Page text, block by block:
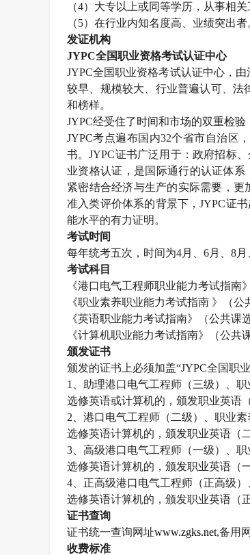
（4）大专以上或同等学历，从事相关
（5）在行业内知名度高、业绩突出者
发证机构
JYPC全国职业资格考试认证中心
JYPC全国职业资格考试认证中心，
较早、规模较大、行业普遍认可、法
和榜样。
JYPC经受住了时间和市场的双重检验
JYPC考点遍布国内32个省市自治区
书。JYPC证书广泛用于：政府招标
业资格认证，是国际通行的认证体
紧密结合经济与生产的实际需要，
准入类评价体系的背景下，JYPC证
能水平的有力证明。
考试时间
每年统考五次，时间为4月、 6月、 8月
考试科目
《港口电气工程师职业能力考试指南
《职业素养职业能力考试指南 》（公
《英语职业能力考试指南》（公共课
《计算机职业能力考试指南》（公共
颁发证书
颁发的证书上必须加盖“JYPC全国职
1
、助理港口电气工程师（三级）、
选修英语或计算机的，颁发职业英语
2 、港口电气工程师（二级）、职业
选修英语计算机的，颁发职业英语（
3 、高级港口电气工程师（一级）、
选修英语计算机的，颁发职业英语（
4 、正高级港口电气工程师（正高级
选修英语计算机的，颁发职业英语（
证书查询
证书统一查询网址www.zgks.net,备用
收费标准